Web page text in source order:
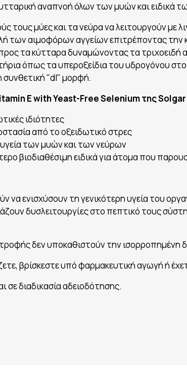
αναπνοή όλων των μυών και ειδικά
τους μύες και τα νεύρα να λειτουργούν
των αιμοφόρων αγγείων επιτρέποντας
τα κύτταρα δυναμώνοντας τα
όπως τα υπεροξείδια του υδρογόνου στο
"dl" μορφή.
E with Yeast-Free Selenium της
ιδιότητες
από το οξειδωτικό στρες
των μυών και των νεύρων
βιοδιαθέσιμη ειδικά για άτομα που
να ενισχύσουν τη γενικότερη υγεία του
δυσλειτουργίες στο πεπτικό τους
δεν υποκαθιστούν την ισορροπημένη
βρίσκεστε υπό φαρμακευτική αγωγή ή
σε διαδικασία αδειοδότησης.